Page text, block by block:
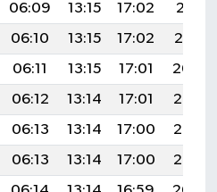
06:09 13:15 17:02
20:11
06:10 13:15 17:02
20:10
06:11 13:15 17:01
20:09
06:12 13:14 17:01
20:07
06:13 13:14 17:00
20:06
06:13 13:14 17:00
20:05